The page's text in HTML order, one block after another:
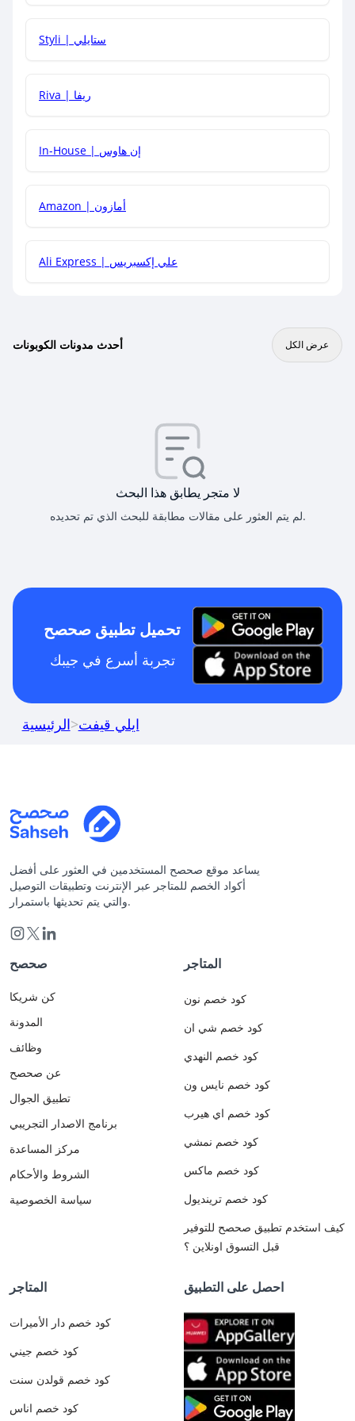
هل يمكنني جمع كود خصم مع العروض الأخرى؟
Styli | ستايلي
Riva | ريفا
In-House | إن هاوس
Amazon | أمازون
Ali Express | علي إكسبريس
أحدث مدونات الكوبونات عرض الكل
لا متجر يطابق هذا البحث
لم يتم العثور على مقالات مطابقة للبحث الذي تم تحديده.
تحميل تطبيق صحصح
تجربة أسرع في جيبك
الرئيسية>ايلي قيفت
يساعد موقع صحصح المستخدمين في العثور على أفضل
أكواد الخصم للمتاجر عبر الإنترنت وتطبيقات التوصيل
والتي يتم تحديثها باستمرار.
صحصح
كن شريكا
المدونة
وظائف
عن صحصح
تطبيق الجوال
برنامج الاصدار التجريبي
مركز المساعدة
الشروط والأحكام
سياسة الخصوصية
المتاجر
كود خصم نون
كود خصم شي ان
كود خصم النهدي
كود خصم نايس ون
كود خصم اي هيرب
كود خصم نمشي
كود خصم ماكس
كود خصم ترينديول
كيف استخدم تطبيق صحصح للتوفير
قبل التسوق اونلاين ؟
المتاجر
كود خصم دار الأميرات
كود خصم جيني
كود خصم قولدن سنت
كود خصم اناس
احصل على التطبيق